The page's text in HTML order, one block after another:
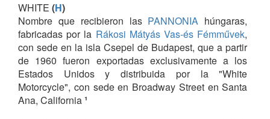
WHITE (H)
Nombre que recibieron lasPANNONIA húngaras,
fabricadas por la Rákosi Mátyás Vas-és Fémművek,
con sede en la isla Csepel de Budapest, que a partir
de 1960 fueron exportadas exclusivamente a los
Estados Unidos y distribuida por la "White
Motorcycle", con sede en Broadway Street en Santa
Ana, California¹